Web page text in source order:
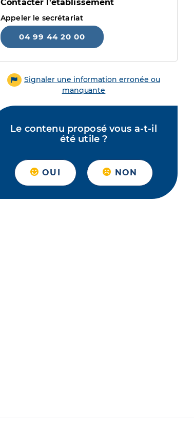
Contacter l'établissement
Appeler le secrétariat
04 99 44 20 00
Signaler une information erronée ou
manquante
Le contenu proposé vous a-t-il
été utile ?
OUI NON